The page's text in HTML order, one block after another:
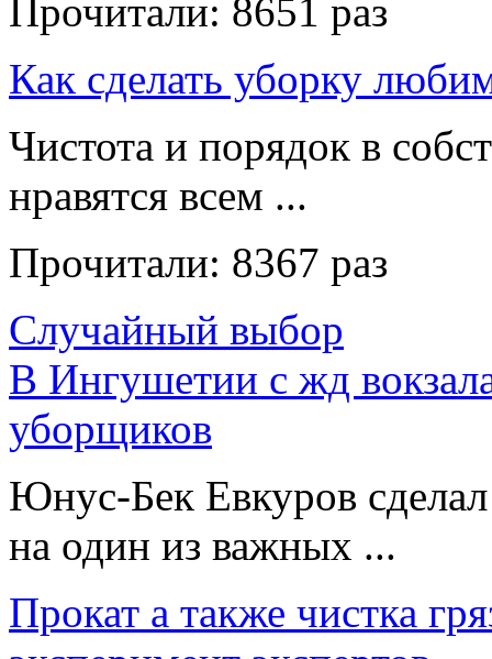
Прочитали: 8651 раз
Как сделать уборку
Чистота и порядок в
нравятся всем ...
Прочитали: 8367 раз
Случайный выбор
В Ингушетии с жд
уборщиков
Юнус-Бек Евкуров
на один из важных ...
Прокат а также чистка